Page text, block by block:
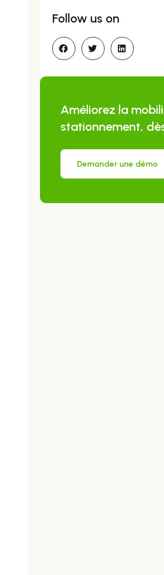
Follow us on
Améliorez la
stationnement,
Demander une démo